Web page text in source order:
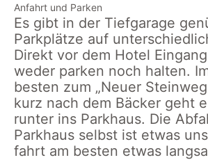
Anfahrt und Parken
Es gibt in der Tiefgarage
Parkplätze auf
Direkt vor dem Hotel
weder parken noch halten.
besten zum „Neuer
kurz nach dem Bäcker geht
runter ins Parkhaus. Die
Parkhaus selbst ist etwas
fahrt am besten etwas